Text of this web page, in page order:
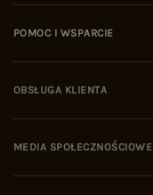
POMOC I WSPARCIE
OBSŁUGA KLIENTA
MEDIA SPOŁECZNOŚCIOWE